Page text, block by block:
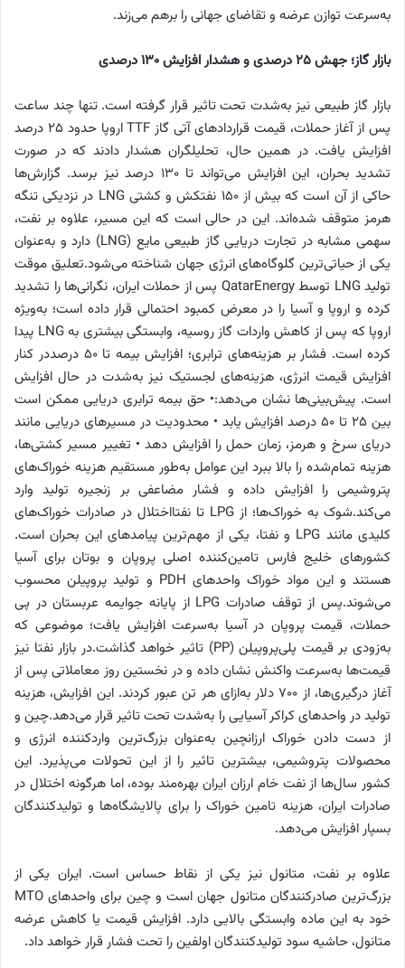
به‌سرعت توازن عرضه و تقاضای جهانی را برهم می‌زند.
بازار گاز؛ جهش 25 درصدی و هشدار افزایش 130 درصدی
بازار گاز طبیعی نیز به‌شدت تحت تاثیر قرار گرفته است. تنها چند ساعت
پس از آغاز حملات، قیمت قراردادهای آتی گاز TTF اروپا حدود 25 درصد
افزایش یافت. در همین حال، تحلیلگران هشدار دادند که در صورت
تشدید بحران، این افزایش می‌تواند تا 130 درصد نیز برسد. گزارش‌ها
حاکی از آن است که بیش از 150 نفتکش و کشتی LNG در نزدیکی تنگه
هرمز متوقف شده‌اند. این در حالی است که این مسیر، علاوه بر نفت،
سهمی مشابه در تجارت دریایی گاز طبیعی مایع (LNG) دارد و به‌عنوان
یکی از حیاتی‌ترین گلوگاه‌های انرژی جهان شناخته می‌شود.تعلیق موقت
تولید LNG توسط QatarEnergy پس از حملات ایران، نگرانی‌ها را تشدید
کرده و اروپا و آسیا را در معرض کمبود احتمالی قرار داده است؛ به‌ویژه
اروپا که پس از کاهش واردات گاز روسیه، وابستگی بیشتری به LNG پیدا
کرده است. فشار بر هزینه‌های ترابری؛ افزایش بیمه تا 50 درصددر کنار
افزایش قیمت انرژی، هزینه‌های لجستیک نیز به‌شدت در حال افزایش
است. پیش‌بینی‌ها نشان می‌دهد:• حق بیمه ترابری دریایی ممکن است
بین 25 تا 50 درصد افزایش یابد • محدودیت در مسیرهای دریایی مانند
دریای سرخ و هرمز، زمان حمل را افزایش دهد • تغییر مسیر کشتی‌ها،
هزینه تمام‌شده را بالا ببرد این عوامل به‌طور مستقیم هزینه خوراک‌های
پتروشیمی را افزایش داده و فشار مضاعفی بر زنجیره تولید وارد
می‌کند.شوک به خوراک‌ها؛ از LPG تا نفتااختلال در صادرات خوراک‌های
کلیدی مانند LPG و نفتا، یکی از مهم‌ترین پیامدهای این بحران است.
کشورهای خلیج فارس تامین‌کننده اصلی پروپان و بوتان برای آسیا
هستند و این مواد خوراک واحدهای PDH و تولید پروپیلن محسوب
می‌شوند.پس از توقف صادرات LPG از پایانه جوایمه عربستان در پی
حملات، قیمت پروپان در آسیا به‌سرعت افزایش یافت؛ موضوعی که
به‌زودی بر قیمت پلی‌پروپیلن (PP) تاثیر خواهد گذاشت.در بازار نفتا نیز
قیمت‌ها به‌سرعت واکنش نشان داده و در نخستین روز معاملاتی پس از
آغاز درگیری‌ها، از 700 دلار به‌ازای هر تن عبور کردند. این افزایش، هزینه
تولید در واحدهای کراکر آسیایی را به‌شدت تحت تاثیر قرار می‌دهد.چین و
از دست دادن خوراک ارزانچین به‌عنوان بزرگ‌ترین واردکننده انرژی و
محصولات پتروشیمی، بیشترین تاثیر را از این تحولات می‌پذیرد. این
کشور سال‌ها از نفت خام ارزان ایران بهره‌مند بوده، اما هرگونه اختلال در
صادرات ایران، هزینه تامین خوراک را برای پالایشگاه‌ها و تولیدکنندگان
بسپار افزایش می‌دهد.
علاوه بر نفت، متانول نیز یکی از نقاط حساس است. ایران یکی از
بزرگ‌ترین صادرکنندگان متانول جهان است و چین برای واحدهای MTO
خود به این ماده وابستگی بالایی دارد. افزایش قیمت یا کاهش عرضه
متانول، حاشیه سود تولیدکنندگان اولفین را تحت فشار قرار خواهد داد.